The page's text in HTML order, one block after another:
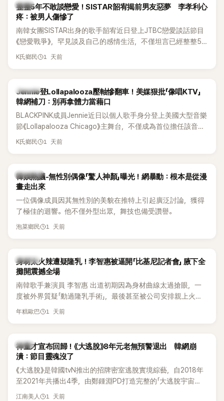
韓星
整整5年不敢談戀愛！SISTAR韶宥揭前男友惡夢 李孝利心
疼：被男人傷慘了
南韓女團SISTAR出身的歌手韶宥近日登上JTBC戀愛談話節目
《戀愛戰爭》，罕見談及自己的感情生活，不僅坦言已經整整5
年沒有談戀愛，更首度透露空窗至今的原因，全與上一段戀情
K氏鄉民 1 天前
K-POP
Jennie登Lollapalooza壓軸慘翻車！美媒狠批「像唱KTV」
韓網補刀：別再拿體力當藉口
BLACKPINK成員Jennie近日以個人歌手身分登上美國大型音樂
節《Lollapalooza Chicago》主舞台，不僅成為首位擔任該音樂
節Headliner（壓軸主秀）的K-POP女SOLO歌手，寫下全新紀
形容整場演出「就像一場豪華KTV」。
K氏鄉民 1 天前
熱議討論
韓娛熱議-無性別偶像「驚人神顏」曝光！網暴動：根本是從漫
畫走出來
一位偶像成員因其無性別的美貌在推特上引起廣泛討論，獲得
了極佳的迴響。他不僅外型出眾，舞技也備受讚譽。
泡菜鄉民 1 天前
K-POP
身材太火辣遭疑隆乳！李智惠被逼開「比基尼記者會」 腋下全
攤開震撼全場
南韓歌手兼演員 李智惠 出道初期因為身材曲線太過搶眼，一
度被外界質疑「動過隆乳手術」，最後甚至被公司安排親上火
線，召開前所未見的「泳裝記者會」澄清。這場記者會後來還被
熱議。 2日播出的 SBS 綜藝節目《我的經紀人太難搞－秘書
鎮》，邀請同時兼顧工作與育兒的演藝圈代表「媽媽群」——李智
惠、李賢怡、李恩亨，以第13位「My Star」身分登場，分享最真
實的生活日常。 節目一開始，李瑞鎮 率先與李智惠會合，兩人
邊搭車邊聊天，氣氛輕鬆。聊到最近的新聞，李瑞鎮突然直球
發問：「妳不是上新聞了？說妳去做整形？是人中縮短手術嗎？」
年糕歐巴 1 天前
韓星
神童才宣布回歸！《大逃脫》8年元老無預警退出 韓網崩
潰：節目靈魂沒了
《大逃脫》是韓國tvN推出的招牌密室逃脫實境綜藝，自2018年
至2021年共播出4季，由鄭鍾淵PD打造完整的「大逃脫宇宙
（DTCU）」，憑藉燒腦劇情、電影級場景與龐大世界觀，累積
江南美人 1 天前